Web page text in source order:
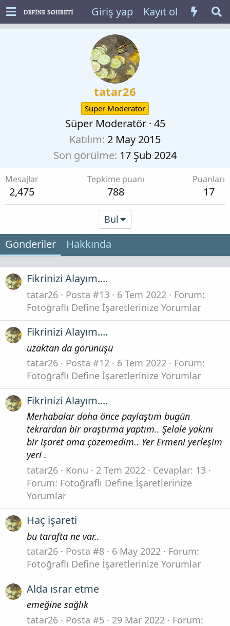
Giriş yap Kayıt ol
tatar26
Süper Moderatör
Süper Moderatör · 45
Katılım 2 May 2015
Son görülme 17 Şub 2024
Mesajlar
2,475
Tepkime puanı
788
Puanları
17
Bul
Gönderiler Hakkında
Fikrinizi Alayım....
tatar26 Posta #13 6 Tem 2022
Forum:
Fotoğraflı Define İşaretlerinize Yorumlar
Fikrinizi Alayım....
uzaktan da görünüşü
tatar26
Posta #12 6 Tem 2022
Forum:
Fotoğraflı Define İşaretlerinize Yorumlar
Fikrinizi Alayım....
Merhabalar daha önce paylaştım bugün
tekrardan bir araştırma yaptım.. Şelale yakını
bir işaret ama çözemedim.. Yer Ermeni yerleşim
yeri .
tatar26
Konu 2 Tem 2022
Cevaplar: 13
Forum: Fotoğraflı Define İşaretlerinize
Yorumlar
Haç işareti
bu tarafta ne var..
tatar26
Posta #8 6 May 2022
Forum:
Fotoğraflı Define İşaretlerinize Yorumlar
Alda ısrar etme
emeğine sağlık
tatar26
Posta #5 29 Mar 2022
Forum: